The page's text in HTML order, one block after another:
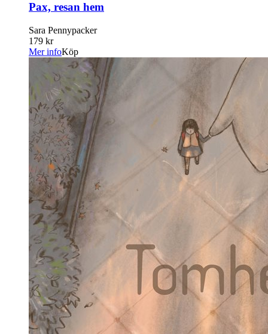
Pax, resan hem
Sara Pennypacker
179 kr
Mer infoKöp